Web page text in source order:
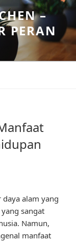
–
PERAN
alam yang
sangat
Namun,
manfaat